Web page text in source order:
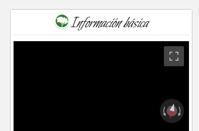
Información básica